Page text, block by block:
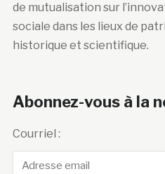
de mutualisation sur
sociale dans les lieux de
historique et scientifique.
Abonnez-vous à la
Courriel :